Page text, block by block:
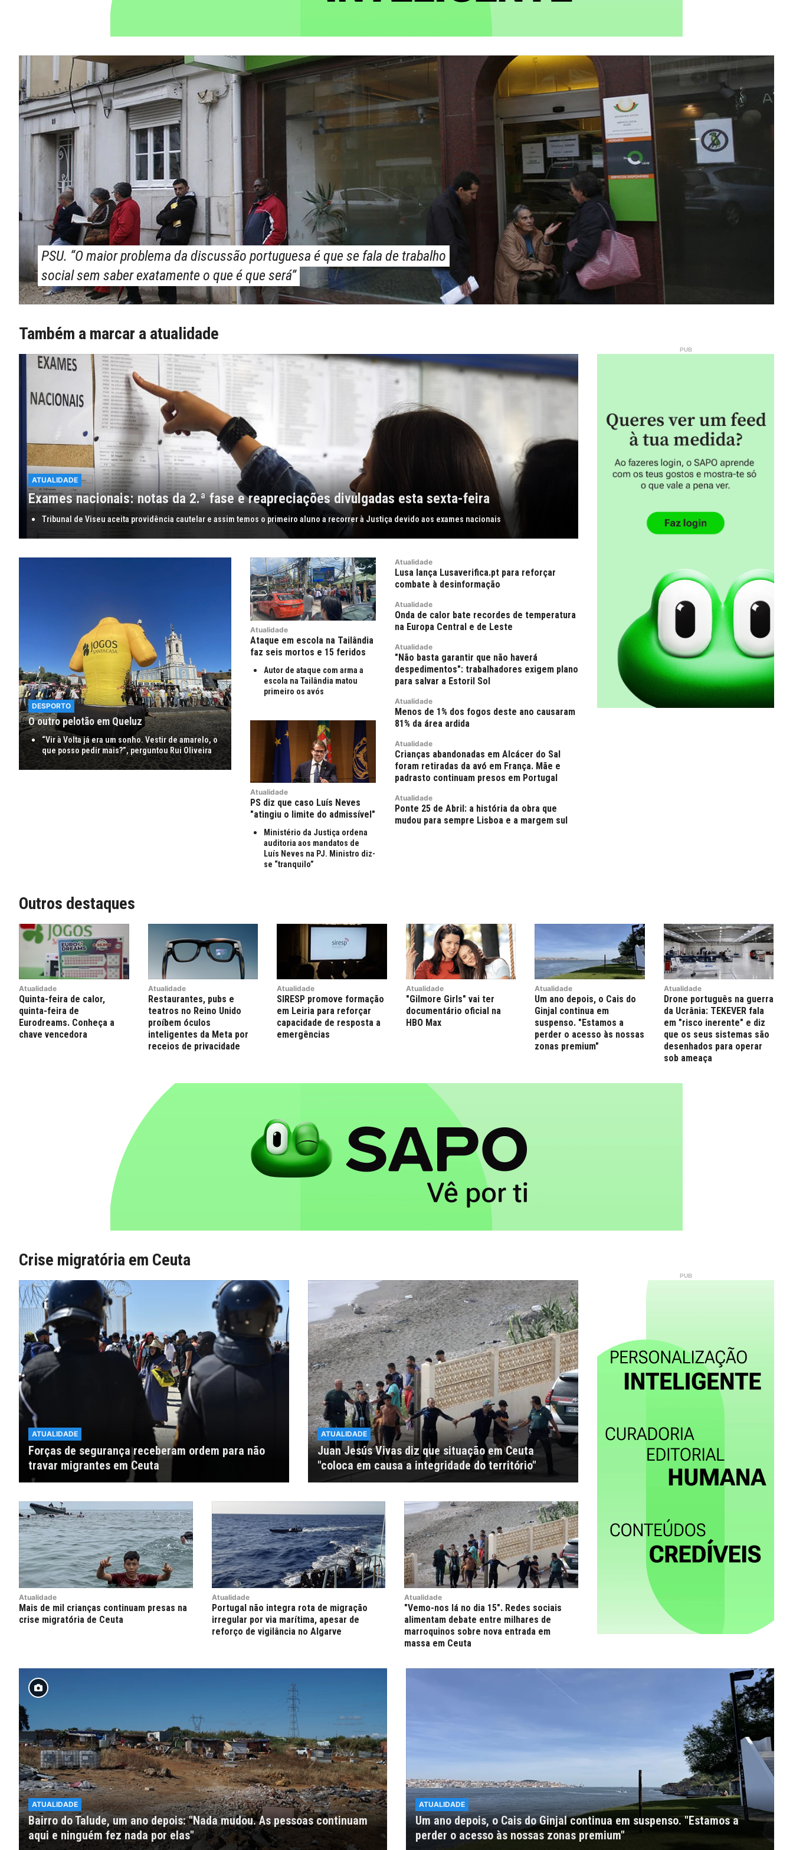
PSU. “O maior problema da discussão portuguesa é que se fala de trabalho
social sem saber exatamente o que é que será”
Também a marcar a atualidade
ATUALIDADE
Exames nacionais: notas da 2.ª fase e reapreciações divulgadas esta sexta-feira
Tribunal de Viseu aceita providência cautelar e assim temos o primeiro aluno a recorrer à Justiça devido aos exames nacionais
DESPORTO
O outro pelotão em Queluz
“Vir à Volta já era um sonho. Vestir de amarelo, o
que posso pedir mais?”, perguntou Rui Oliveira
Atualidade
Ataque em escola na Tailândia
faz seis mortos e 15 feridos
Autor de ataque com arma a
escola na Tailândia matou
primeiro os avós
Atualidade
PS diz que caso Luís Neves
"atingiu o limite do admissível"
Ministério da Justiça ordena
auditoria aos mandatos de
Luís Neves na PJ. Ministro diz-
se “tranquilo”
Atualidade
Lusa lança Lusaverifica.pt para reforçar
combate à desinformação
Atualidade
Onda de calor bate recordes de temperatura
na Europa Central e de Leste
Atualidade
"Não basta garantir que não haverá
despedimentos": trabalhadores exigem plano
para salvar a Estoril Sol
Atualidade
Menos de 1% dos fogos deste ano causaram
81% da área ardida
Atualidade
Crianças abandonadas em Alcácer do Sal
foram retiradas da avó em França. Mãe e
padrasto continuam presos em Portugal
Atualidade
Ponte 25 de Abril: a história da obra que
mudou para sempre Lisboa e a margem sul
Outros destaques
Atualidade
Quinta-feira de calor,
quinta-feira de
Eurodreams. Conheça a
chave vencedora
Atualidade
Restaurantes, pubs e
teatros no Reino Unido
proíbem óculos
inteligentes da Meta por
receios de privacidade
Atualidade
SIRESP promove formação
em Leiria para reforçar
capacidade de resposta a
emergências
Atualidade
"Gilmore Girls" vai ter
documentário oficial na
HBO Max
Atualidade
Um ano depois, o Cais do
Ginjal continua em
suspenso. "Estamos a
perder o acesso às nossas
zonas premium"
Atualidade
Drone português na guerra
da Ucrânia: TEKEVER fala
em "risco inerente" e diz
que os seus sistemas são
desenhados para operar
sob ameaça
Crise migratória em Ceuta
ATUALIDADE
Forças de segurança receberam ordem para não
travar migrantes em Ceuta
ATUALIDADE
Juan Jesús Vivas diz que situação em Ceuta
"coloca em causa a integridade do território"
Atualidade
Mais de mil crianças continuam presas na
crise migratória de Ceuta
Atualidade
Portugal não integra rota de migração
irregular por via marítima, apesar de
reforço de vigilância no Algarve
Atualidade
"Vemo-nos lá no dia 15". Redes sociais
alimentam debate entre milhares de
marroquinos sobre nova entrada em
massa em Ceuta
ATUALIDADE
Bairro do Talude, um ano depois: "Nada mudou. As pessoas continuam
aqui e ninguém fez nada por elas"
ATUALIDADE
Um ano depois, o Cais do Ginjal continua em suspenso. "Estamos a
perder o acesso às nossas zonas premium"